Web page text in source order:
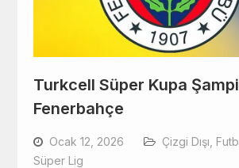
Turkcell Süper Kupa
Fenerbahçe
Ocak 12, 2026 Çizgi Dışı
Süper Lig